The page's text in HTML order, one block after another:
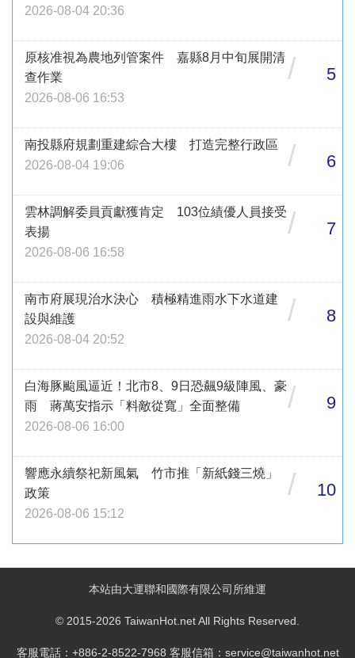
2026-08-04 20:36
原核准視為農地列管案件 嘉縣8月中旬展開清
查作業
2026-08-06 16:53
/ 5
南投縣府規劃重建綜合大樓 打造完整行政區
2026-08-04 19:06
/ 6
雲林調解委員貢獻獲肯定 103位績優人員接受
表揚
2026-08-06 16:58
/ 7
南市府展現治水決心 積極精進雨水下水道建
設與維護
2026-08-04 20:52
/ 8
白海豚颱風逼近！北市8、9日恐飆9級陣風、豪
雨 蔣萬安指示「料敵從寬」全面整備
2026-08-06 16:00
/ 9
響應永續祭祀新風氣 竹市推「新紙錢三燒」
政策
2026-08-06 15:12
/ 10
本站由大運聯和國際有限公司所維運
© 2015-2026 TaiwanHot.net All Rights Reserved.
客服電話：+886-2-8522-7968 客服信箱：service@taiwanhot.net